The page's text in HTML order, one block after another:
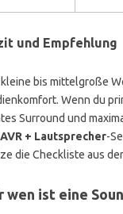
und Empfehlung
kleine bis mittelgroße
Wenn du
Surround und
AVR + Lautsprecher-
die Checkliste aus
wen ist eine